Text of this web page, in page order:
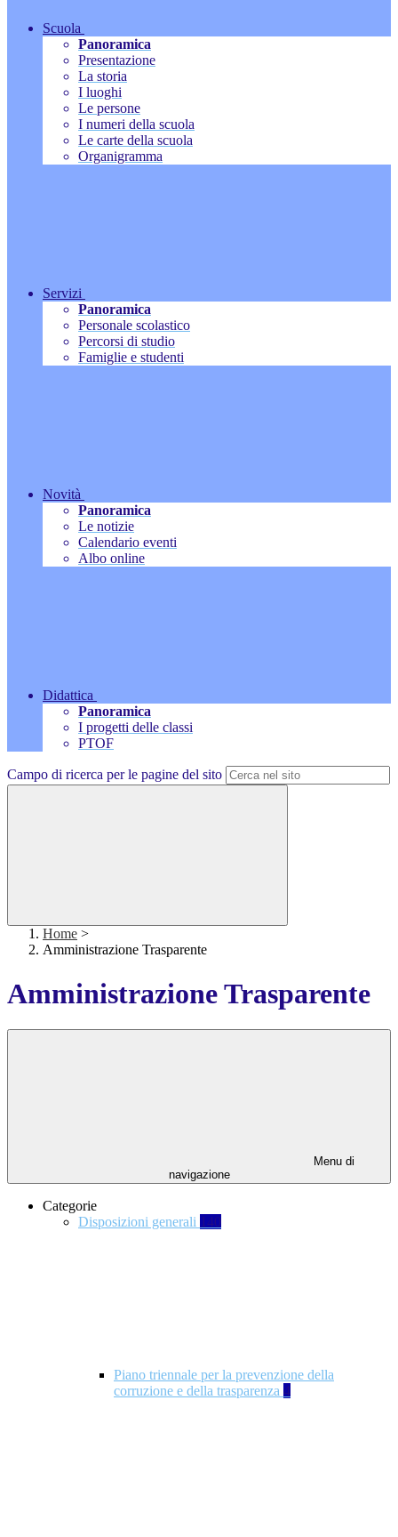
Scuola
Panoramica
Presentazione
La storia
I luoghi
Le persone
I numeri della scuola
Le carte della scuola
Organigramma
Servizi
Panoramica
Personale scolastico
Percorsi di studio
Famiglie e studenti
Novità
Panoramica
Le notizie
Calendario eventi
Albo online
Didattica
Panoramica
I progetti delle classi
PTOF
Campo di ricerca per le pagine del sito
Home >
Amministrazione Trasparente
Amministrazione Trasparente
Menu di
navigazione
Categorie
Disposizioni generali 140
Piano triennale per la prevenzione della
corruzione e della trasparenza 4